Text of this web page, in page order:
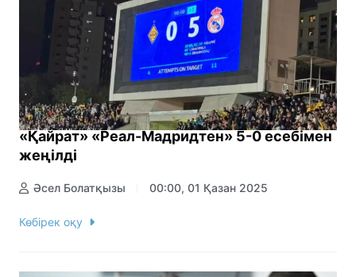
«Қайрат» «Реал-Мадридтен» 5-0 есебімен
жеңілді
Әсел Болатқызы 00:00, 01 Қазан 2025
Көбірек оқу